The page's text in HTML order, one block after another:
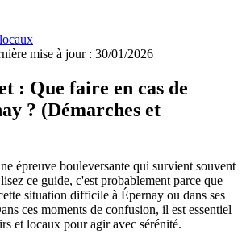
mise à jour : 30/01/2026
: Que faire en cas de
? (Démarches et
épreuve bouleversante qui survient souvent
ce guide, c'est probablement parce que
situation difficile à Épernay ou dans ses
ces moments de confusion, il est essentiel
et locaux pour agir avec sérénité.